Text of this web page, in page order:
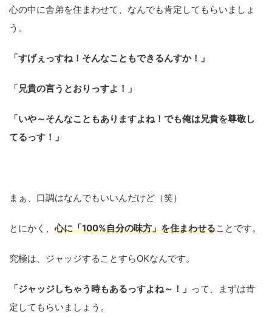
とにかく、
究極は、ジャッジすることすらOKなんです。
「ジャッジしちゃう時もあるっすよね～！」
すると劣等感は落ち着いてきますよ～。
ジャッジは、単なる思考のクセです。
クセなので訓練すれば変えていけますが、すぐには変わりま
ャッジを１個減らすことを目指してみてください。